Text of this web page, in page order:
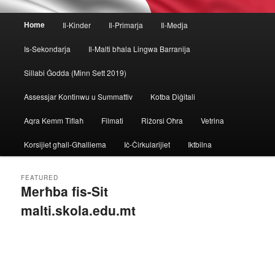
Home Il-Kinder Il-Primarja Il-Medja
Is-Sekondarja Il-Malti bħala Lingwa Barranija
Sillabi Ġodda (Minn Sett 2019)
Assessjar Kontinwu u Summattiv Kotba Diġitali
Aqra Kemm Tiflaħ Filmati Riżorsi Oħra Vetrina
Korsijiet għall-Għalliema Iċ-Ċirkularijiet Iktbilna
Merħba fis-Sit
malti.skola.edu.mt
FEATURED